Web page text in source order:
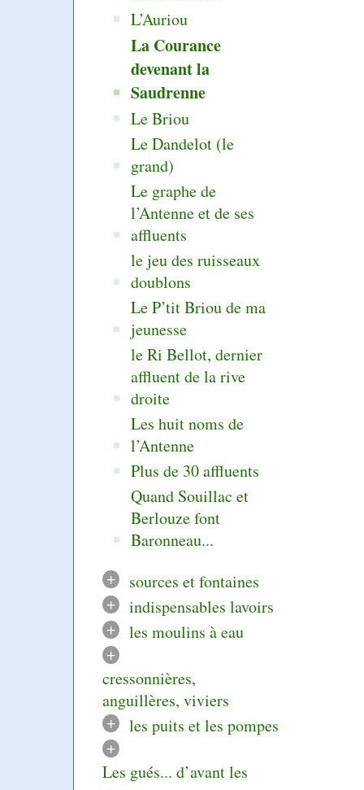
L’Auriou
La Courance
devenant la
Saudrenne
Le Briou
Le Dandelot (le
grand)
Le graphe de
l’Antenne et de ses
affluents
le jeu des ruisseaux
doublons
Le P’tit Briou de ma
jeunesse
le Ri Bellot, dernier
affluent de la rive
droite
Les huit noms de
l’Antenne
Plus de 30 affluents
Quand Souillac et
Berlouze font
Baronneau...
+
sources et fontaines
+
indispensables lavoirs
+
les moulins à eau
+
cressonnières,
anguillères, viviers
+
les puits et les pompes
+
Les gués... d’avant les